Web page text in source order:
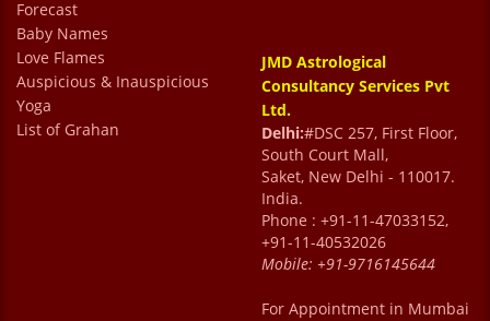
Forecast
Baby Names
Love Flames
Auspicious & Inauspicious
Yoga
List of Grahan
JMD Astrological
Consultancy Services Pvt
Ltd.
Delhi:#DSC 257, First Floor,
South Court Mall,
Saket, New Delhi - 110017.
India.
Phone : +91-11-47033152,
+91-11-40532026
Mobile: +91-9716145644
For Appointment in Mumbai